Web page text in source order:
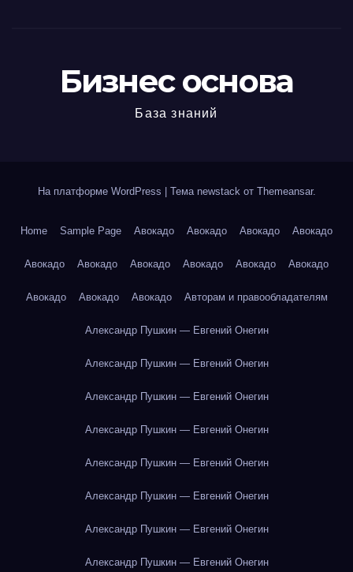
Бизнес основа
База знаний
На платформе WordPress Тема newstack от Themeansar.
Home Sample Page Авокадо Авокадо Авокадо Авокадо
Авокадо Авокадо Авокадо Авокадо Авокадо Авокадо
Авокадо Авокадо Авокадо Авторам и правообладателям
Александр Пушкин — Евгений Онегин
Александр Пушкин — Евгений Онегин
Александр Пушкин — Евгений Онегин
Александр Пушкин — Евгений Онегин
Александр Пушкин — Евгений Онегин
Александр Пушкин — Евгений Онегин
Александр Пушкин — Евгений Онегин
Александр Пушкин — Евгений Онегин